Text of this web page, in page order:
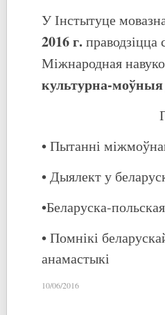
У Інстытуце
2016 г.
Міжнародная
культурна-моўныя
• Пытанні
• Дыялект у
•Беларуска-
• Помнікі
анамастыкі
10/06/2016